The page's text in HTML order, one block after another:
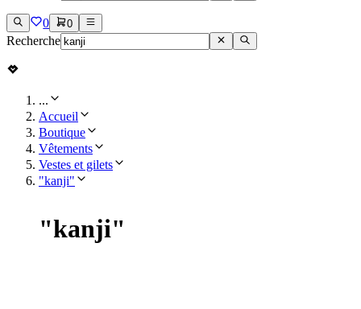
0 0
Recherche
...
Accueil
Boutique
Vêtements
Vestes et gilets
"kanji"
"kanji"